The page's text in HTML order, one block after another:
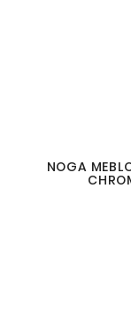
NOGA